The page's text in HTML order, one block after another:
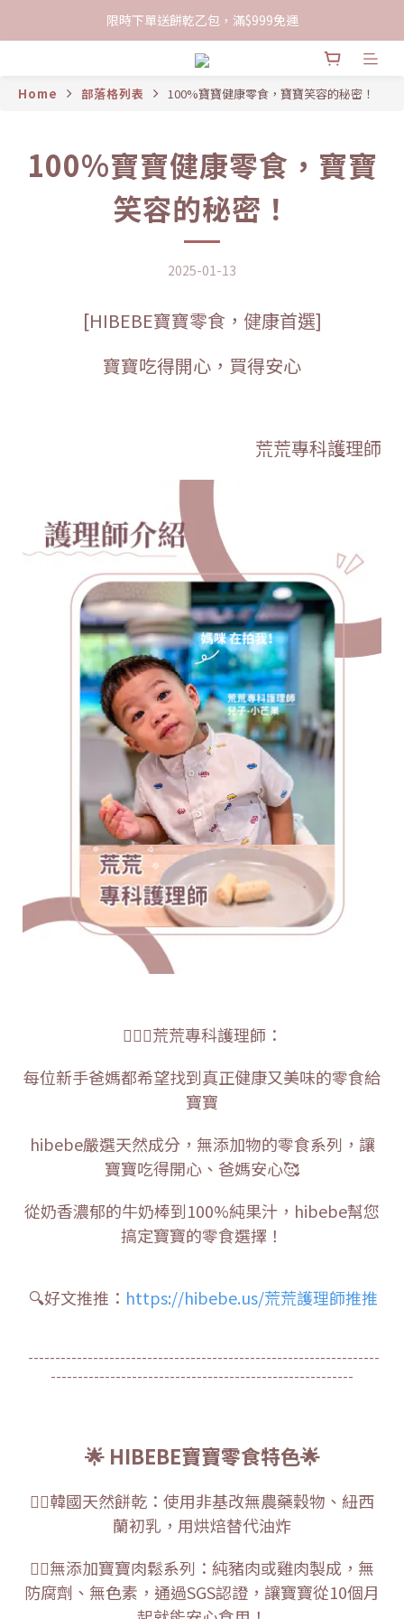
限時下單送餅乾乙包，滿$999免運
限時下單送餅乾乙包，滿$999免運
加入會員領100現折購物金
限時下單送餅乾乙包，滿$999免運
Home 部落格列表 100%寶寶健康零食，寶寶笑容的秘密！
100%寶寶健康零食，寶寶
笑容的秘密！
2025-01-13
[HIBEBE寶寶零食，健康首選]
寶寶吃得開心，買得安心
荒荒專科護理師
👩🏻‍⚕️荒荒專科護理師：
每位新手爸媽都希望找到真正健康又美味的零食給
寶寶
hibebe嚴選天然成分，無添加物的零食系列，讓
寶寶吃得開心、爸媽安心🥰
從奶香濃郁的牛奶棒到100%純果汁，hibebe幫您
搞定寶寶的零食選擇！
🔍好文推推： https://hibebe.us/荒荒護理師推推
-----------------------------------------------------------------
--------------------------------------------------------
🌟 HIBEBE寶寶零食特色🌟
🖐🏻韓國天然餅乾：使用非基改無農藥穀物、紐西
蘭初乳，用烘焙替代油炸
🖐🏻無添加寶寶肉鬆系列：純豬肉或雞肉製成，無
防腐劑、無色素，通過SGS認證，讓寶寶從10個月